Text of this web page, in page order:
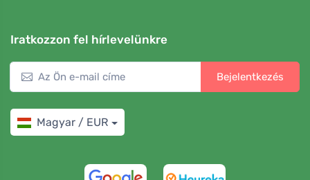
Iratkozzon fel hírlevelünkre
Bejelentkezés
Magyar / EUR